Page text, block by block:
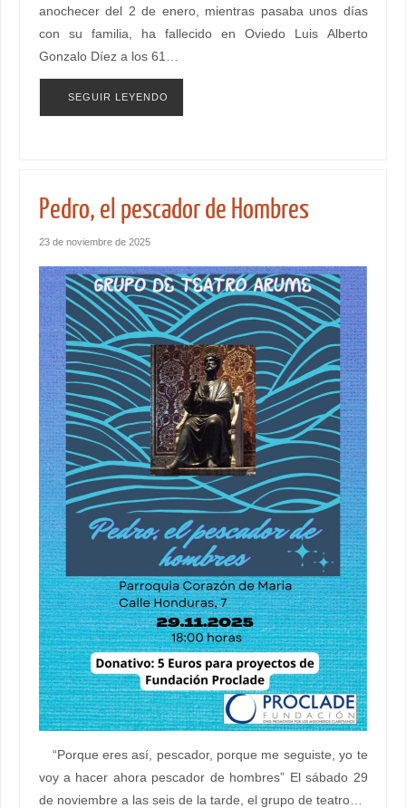
anochecer del 2 de enero, mientras pasaba unos días
con su familia, ha fallecido en Oviedo Luis Alberto
Gonzalo Díez a los 61…
SEGUIR LEYENDO
Pedro, el pescador de Hombres
23 de noviembre de 2025
“Porque eres así, pescador, porque me seguiste, yo te
voy a hacer ahora pescador de hombres” El sábado 29
de noviembre a las seis de la tarde, el grupo de teatro…